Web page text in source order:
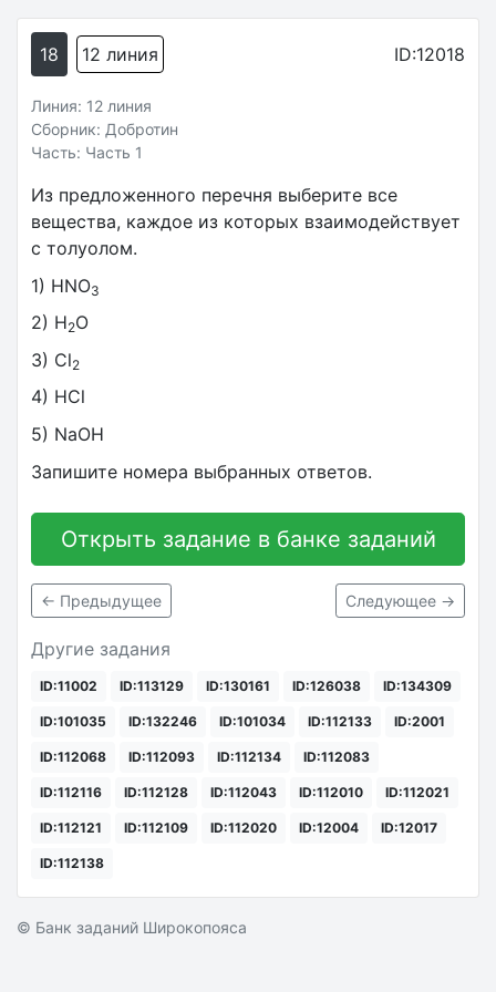
18 12 линия ID:12018
Линия: 12 линия
Сборник: Добротин
Часть: Часть 1
Из предложенного перечня выберите все
вещества, каждое из которых взаимодействует
с толуолом.
1) HNO3
2) H2O
3) Cl2
4) HCl
5) NaOH
Запишите номера выбранных ответов.
Открыть задание в банке заданий
← Предыдущее Следующее →
Другие задания
ID:11002 ID:113129 ID:130161 ID:126038 ID:134309
ID:101035 ID:132246 ID:101034 ID:112133 ID:2001
ID:112068 ID:112093 ID:112134 ID:112083
ID:112116 ID:112128 ID:112043 ID:112010 ID:112021
ID:112121 ID:112109 ID:112020 ID:12004 ID:12017
ID:112138
© Банк заданий Широкопояса